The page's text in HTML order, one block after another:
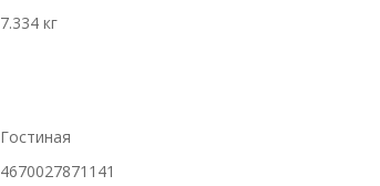
7.334 кг
Гостиная
4670027871141